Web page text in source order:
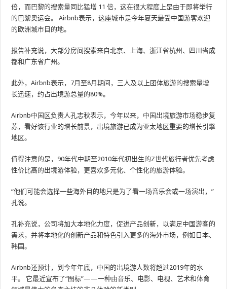
倍，而巴黎的搜索量同比猛增 11 倍，这在很大程度上是由于即将举行
的巴黎奥运会。 Airbnb表示，这座城市是今年夏天最受中国游客欢迎
的欧洲城市目的地。
报告补充说，大部分房间搜索来自北京、上海、浙江省杭州、四川省成
都和广东省广州。
此外，Airbnb表示，7月至8月期间，三人及以上团体旅游的搜索量增
长迅速，约占出境游总量的80%。
Airbnb中国区负责人孔志秋表示，今年以来，中国出境旅游市场稳步复
苏，看好该行业的增长前景，出境旅游已成为亚太地区重要的增长引擎
地区。
值得注意的是，90年代中期至2010年代初出生的Z世代旅行者优先考虑
性价比高的出境游体验，更喜欢多元化、个性化的旅游体验。
“他们可能会选择一些海外目的地只是为了看一场音乐会或一场演出，”
孔说。
孔补充说，公司将加大本地化力度，促进产品创新，以满足中国游客的
需求，并将本地化的创新产品和特色引入更多的海外市场，例如日本、
韩国。
Airbnb还预计，到今年年底，中国的出境游人数将超过2019年的水
平。 它最近宣布了“图标”——一种由音乐、电影、电视、艺术和体育